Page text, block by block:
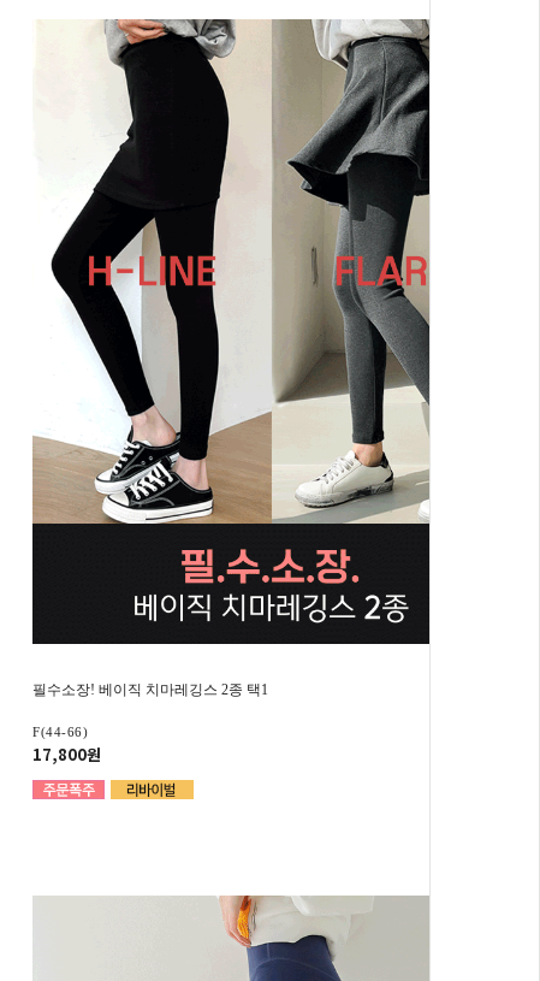
필수소장! 베이직 치마레깅스 2종 택1
F(44-66)
17,800원